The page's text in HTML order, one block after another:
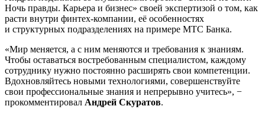
Ночь правды. Карьера и бизнес» своей экспертизой о том, как
расти внутри финтех-компании, её особенностях
и структурных подразделениях на примере МТС Банка.
«Мир меняется, а с ним меняются и требования к знаниям.
Чтобы оставаться востребованным специалистом, каждому
сотруднику нужно постоянно расширять свои компетенции.
Вдохновляйтесь новыми технологиями, совершенствуйте
свои профессиональные знания и непрерывно учитесь», −
прокомментировал Андрей Скуратов.